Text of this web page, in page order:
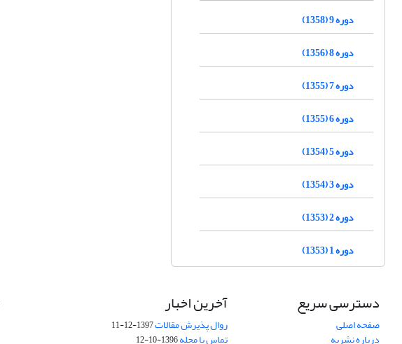
دوره 9 (1358)
دوره 8 (1356)
دوره 7 (1355)
دوره 6 (1355)
دوره 5 (1354)
دوره 3 (1354)
دوره 2 (1353)
دوره 1 (1353)
دسترسی سریع
صفحه اصلی
درباره نشریه
آخرین اخبار
روال پذیرش مقالات1397-12-11
تماس با مجله1396-10-12